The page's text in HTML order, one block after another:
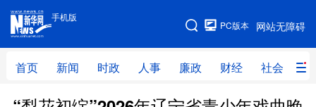
手机版
网站无障碍
PC版本
首页 新闻 时政 人事 廉政 财经 社会 科
手机版
网站地图